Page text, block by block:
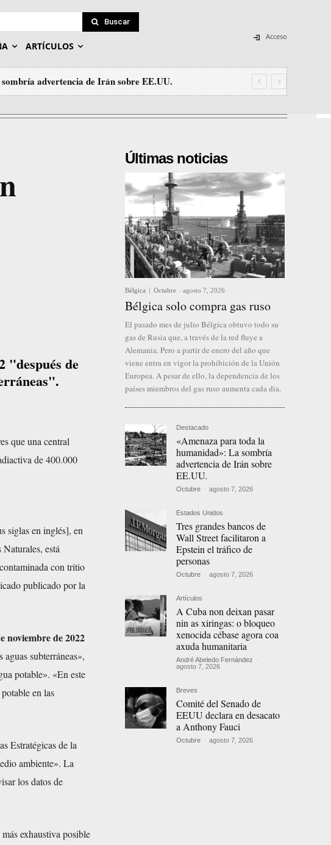
Buscar
ARTÍCULOS
Acceso
advertencia de Irán sobre EE.UU.
"después de
que una central
de 400.000
siglas en inglés], en
está
con tritio
publicado por la
noviembre de 2022
subterráneas»,
potable». «En este
en las
Estratégicas de la
ambiente». La
los datos de
exhaustiva posible
Últimas noticias
Bélgica Octubre - agosto 7, 2026
Bélgica solo compra gas ruso
El pasado mes de julio Bélgica obtuvo todo su
gas de Rusia que, a través de la red fluye a
Alemania. Pero a partir de enero del año que
viene entra en vigor la prohibición de la Unión
Europea. A pesar de ello, la dependencia de los
países miembros del gas ruso aumenta cada dia.
Destacado
«Amenaza para toda la
humanidad»: La sombría
advertencia de Irán sobre
EE.UU.
Octubre - agosto 7, 2026
Estados Unidos
Tres grandes bancos de
Wall Street facilitaron a
Epstein el tráfico de
personas
Octubre - agosto 7, 2026
Artículos
A Cuba non deixan pasar
nin as xiringas: o bloqueo
xenocida cébase agora coa
axuda humanitaria
André Abeledo Fernández -
agosto 7, 2026
Breves
Comité del Senado de
EEUU declara en desacato
a Anthony Fauci
Octubre - agosto 7, 2026